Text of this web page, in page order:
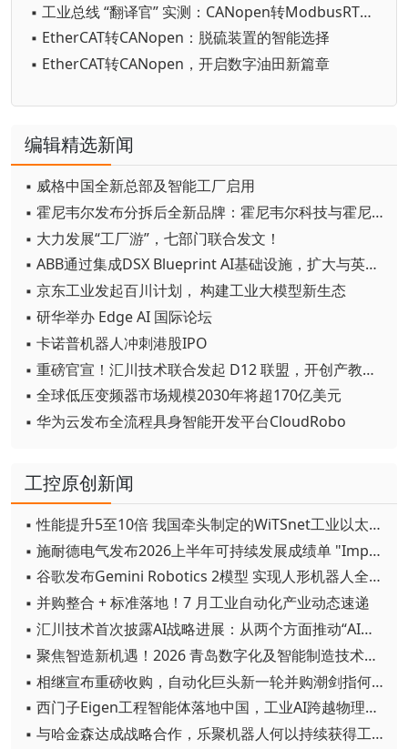
▪ 工业总线 “翻译官” 实测：CANopen转ModbusRTU神器应用全揭秘
▪ EtherCAT转CANopen：脱硫装置的智能选择
▪ EtherCAT转CANopen，开启数字油田新篇章
编辑精选新闻
▪ 威格中国全新总部及智能工厂启用
▪ 霍尼韦尔发布分拆后全新品牌：霍尼韦尔科技与霍尼韦尔航空航天
▪ 大力发展“工厂游”，七部门联合发文！
▪ ABB通过集成DSX Blueprint AI基础设施，扩大与英伟达的合作
▪ 京东工业发起百川计划， 构建工业大模型新生态
▪ 研华举办 Edge AI 国际论坛
▪ 卡诺普机器人冲刺港股IPO
▪ 重磅官宣！汇川技术联合发起 D12 联盟，开创产教融合新范式
▪ 全球低压变频器市场规模2030年将超170亿美元
▪ 华为云发布全流程具身智能开发平台CloudRobo
工控原创新闻
▪ 性能提升5至10倍 我国牵头制定的WiTSnet工业以太网国际标准正式发布
▪ 施耐德电气发布2026上半年可持续发展成绩单 "Impact 2030"路线图开局稳健
▪ 谷歌发布Gemini Robotics 2模型 实现人形机器人全身智能控制突破
▪ 并购整合 + 标准落地！7 月工业自动化产业动态速递
▪ 汇川技术首次披露AI战略进展：从两个方面推动“AI业务化”落地
▪ 聚焦智造新机遇！2026 青岛数字化及智能制造技术论坛圆满落幕
▪ 相继宣布重磅收购，自动化巨头新一轮并购潮剑指何方？
▪ 西门子Eigen工程智能体落地中国，工业AI跨越物理世界“确定性”拐点
▪ 与哈金森达成战略合作，乐聚机器人何以持续获得工业巨头青睐？